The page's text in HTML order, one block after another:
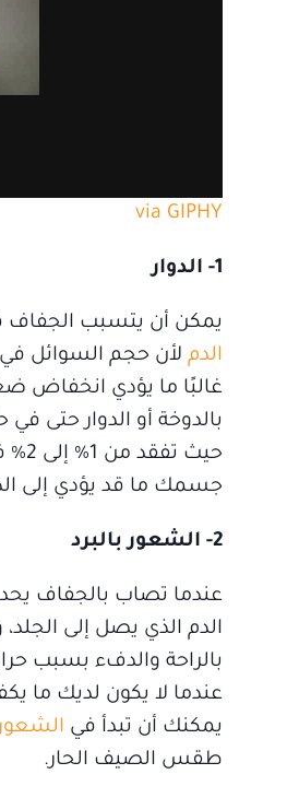
via GIPHY
1- الدوار
يمكن أن يتسبب
الدم لأن حجم السوائل
غالبًا ما يؤدي انخفاض
بالدوخة أو الدوار حتى
حيث
جسمك ما قد يؤدي إلى
2- الشعور بالبرد
عندما تصاب بالجفاف
الدم الذي يصل إلى الجلد،
بالراحة والدفء بسبب
عندما لا يكون لديك ما
يمكنك أن تبدأ في الشعور
طقس الصيف الحار.